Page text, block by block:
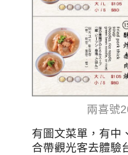
兩喜號
有圖文菜單，有中
合帶觀光客去體驗